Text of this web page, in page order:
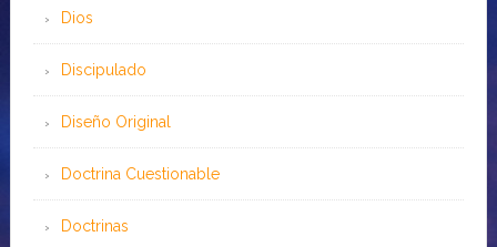
Dios
Discipulado
Diseño Original
Doctrina Cuestionable
Doctrinas